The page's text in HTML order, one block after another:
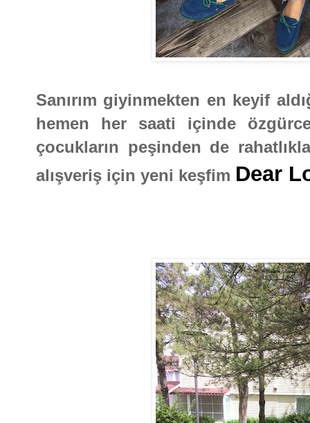
Sanırım giyinmekten en keyif
hemen her saati içinde
çocukların peşinden de
alışveriş için yeni keşfim Dear